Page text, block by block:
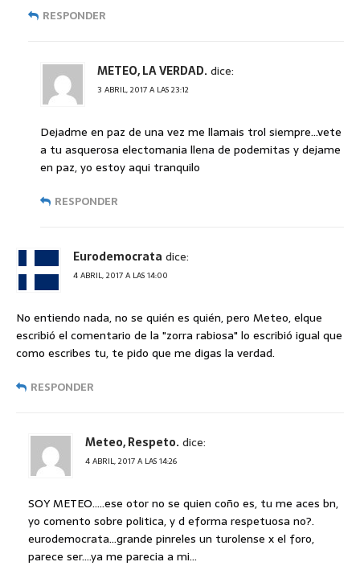
RESPONDER
METEO, LA VERDAD.dice:
3 ABRIL, 2017 A LAS 23:12
Dejadme en paz de una vez me llamais trol siempre…vete
a tu asquerosa electomania llena de podemitas y dejame
en paz, yo estoy aqui tranquilo
RESPONDER
Eurodemocrata dice:
4 ABRIL, 2017 A LAS 14:00
No entiendo nada, no se quién es quién, pero Meteo, elque
escribió el comentario de la "zorra rabiosa" lo escribió igual que
como escribes tu, te pido que me digas la verdad.
RESPONDER
Meteo, Respeto.dice:
4 ABRIL, 2017 A LAS 14:26
SOY METEO…..ese otor no se quien coño es, tu me aces bn,
yo comento sobre politica, y d eforma respetuosa no?.
eurodemocrata…grande pinreles un turolense x el foro,
parece ser….ya me parecia a mi…